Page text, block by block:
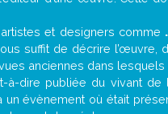
et designers comme
suffit de décrire
anciennes dans
dire publiée du vivant de
évènement où était